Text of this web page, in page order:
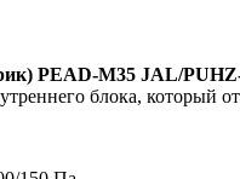
PEAD-M35 JAL/
блока, который